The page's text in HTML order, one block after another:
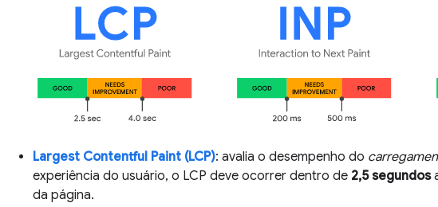
Largest Contentful Paint (LCP): avalia o desempenho do
experiência do usuário, o LCP deve ocorrer dentro de 2,5 segundos
da página.